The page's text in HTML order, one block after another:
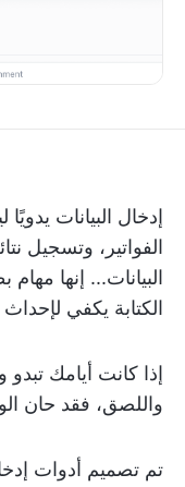
إدخال البيانات
الفواتير، وتسجيل
البيانات... إنها
الكتابة يكفي
إذا كانت أيامك تبدو
واللصق، فقد حان
تم تصميم أدوات